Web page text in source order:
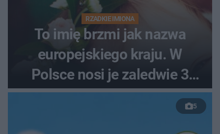
RZADKIE IMIONA
To imię brzmi jak nazwa
europejskiego kraju. W
Polsce nosi je zaledwie 3
kobiety
5